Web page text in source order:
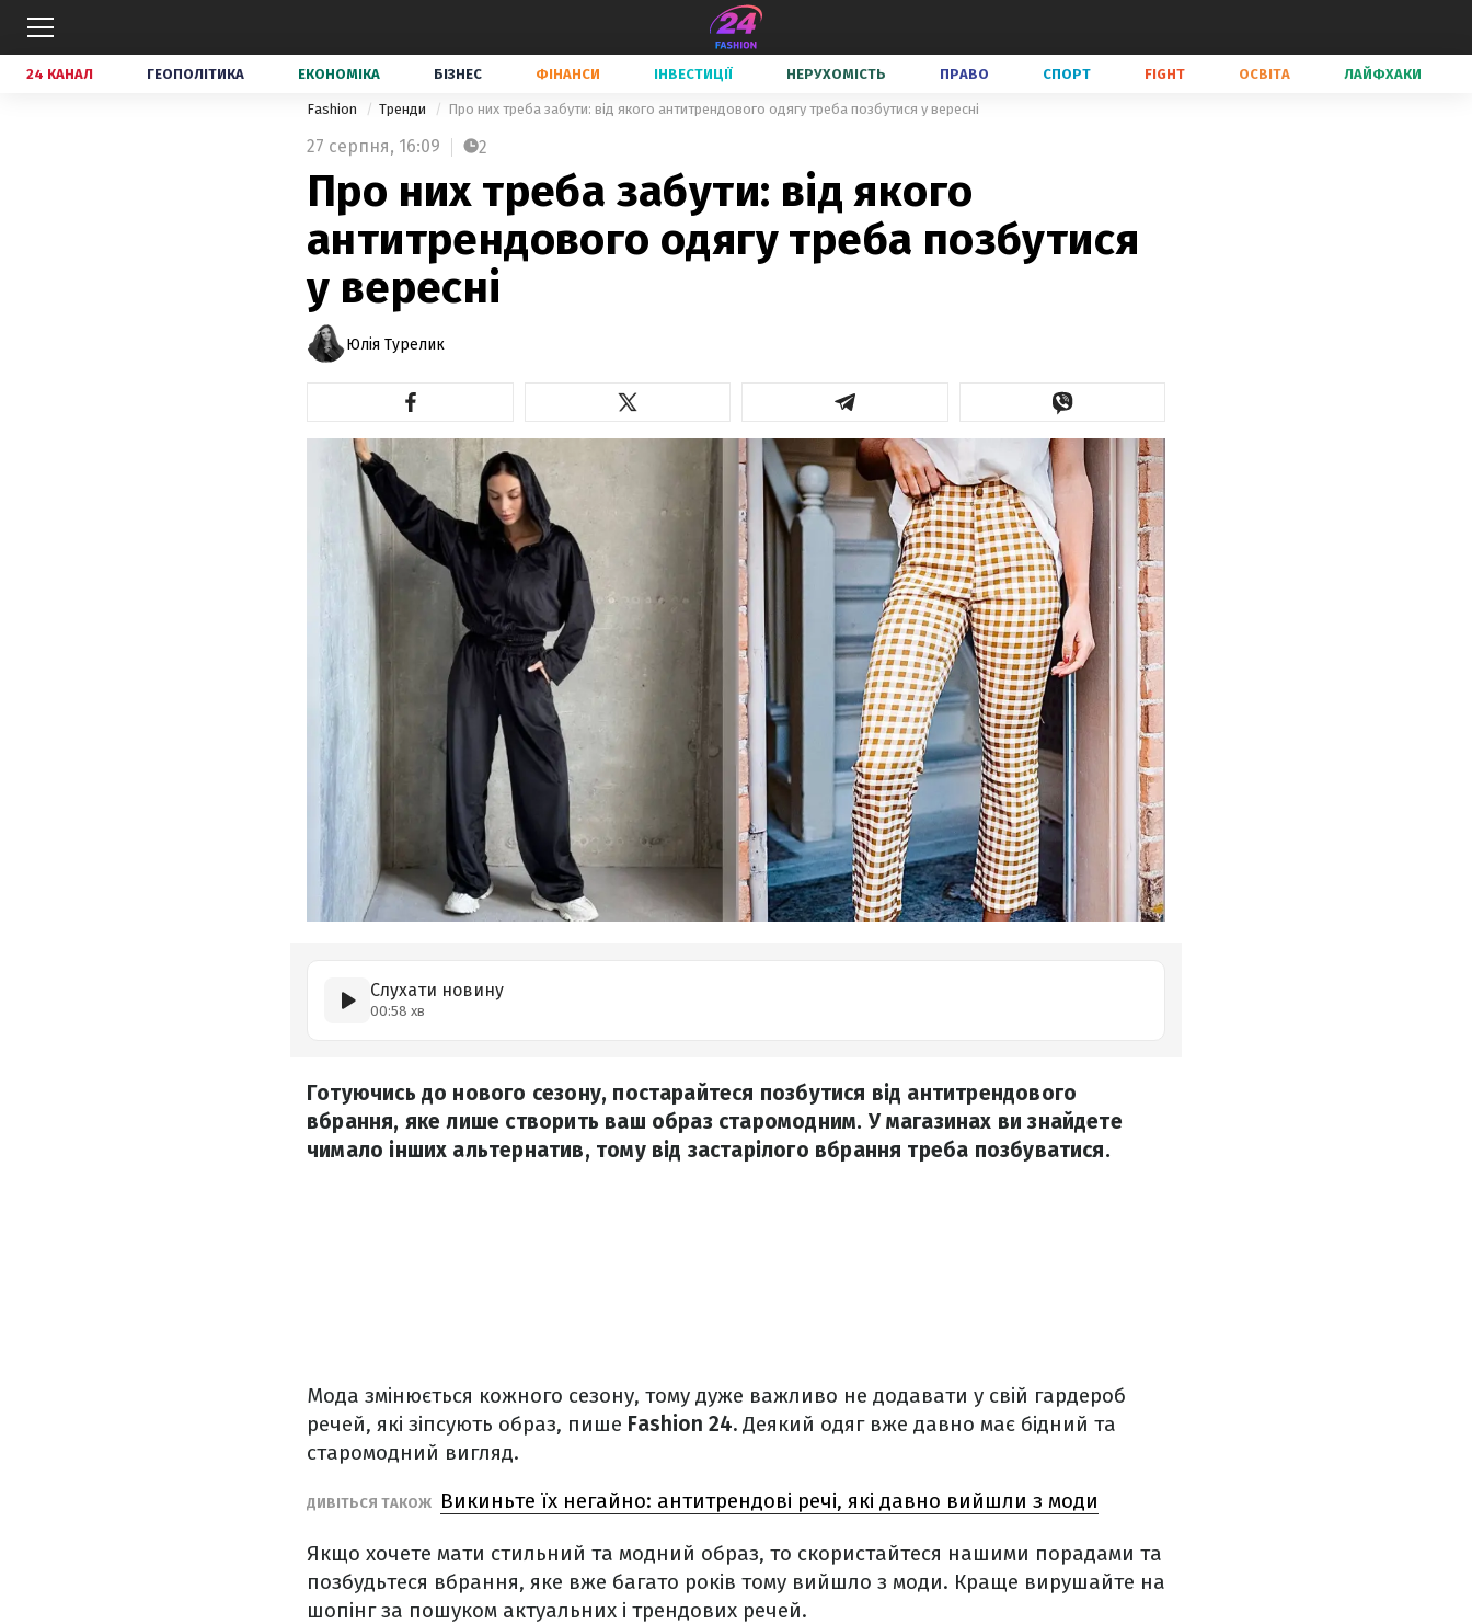
24 КАНАЛ ГЕОПОЛІТИКА ЕКОНОМІКА БІЗНЕС ФІНАНСИ ІНВЕСТИЦІЇ НЕРУХОМІСТЬ ПРАВО СПОРТ FIGHT ОСВІТА ЛАЙФХАКИ
Fashion Тренди Про них треба забути: від якого антитрендового одягу треба позбутися у вересні
27 серпня, 16:09 2
Про них треба забути: від якого
антитрендового одягу треба позбутися
у вересні
Юлія Турелик
Слухати новину
00:58 хв
Готуючись до нового сезону, постарайтеся позбутися від антитрендового
вбрання, яке лише створить ваш образ старомодним. У магазинах ви знайдете
чимало інших альтернатив, тому від застарілого вбрання треба позбуватися.
Мода змінюється кожного сезону, тому дуже важливо не додавати у свій гардероб
речей, які зіпсують образ, пише Fashion 24. Деякий одяг вже давно має бідний та
старомодний вигляд.
ДИВІТЬСЯ ТАКОЖ Викиньте їх негайно: антитрендові речі, які давно вийшли з моди
Якщо хочете мати стильний та модний образ, то скористайтеся нашими порадами та
позбудьтеся вбрання, яке вже багато років тому вийшло з моди. Краще вирушайте на
шопінг за пошуком актуальних і трендових речей.